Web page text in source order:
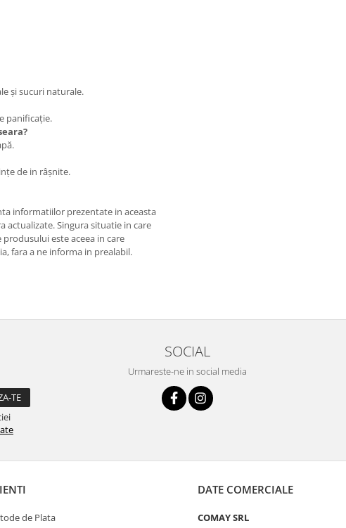
și sucuri naturale.
panificație.
de in râșnite.
informatiilor prezentate in aceasta
actualizate. Singura situatie in care
este aceea in care
fara a ne informa in prealabil.
SOCIAL
Urmareste-ne in social media
de Plata
DATE COMERCIALE
COMAY SRL